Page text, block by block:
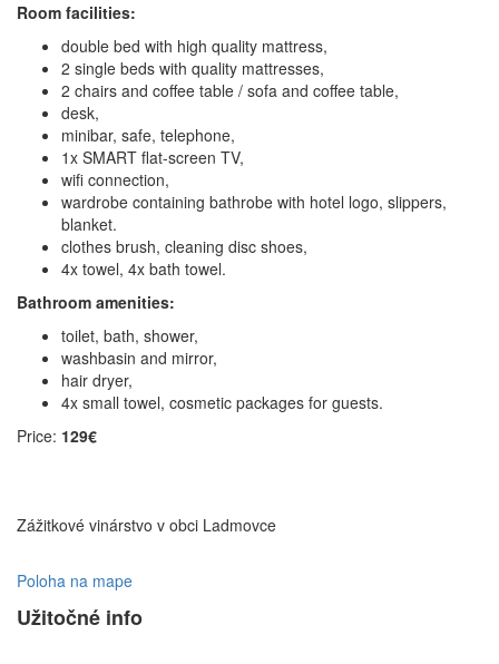
Room facilities:
double bed with high quality mattress,
2 single beds with quality mattresses,
2 chairs and coffee table / sofa and coffee table,
desk,
minibar, safe, telephone,
1x SMART flat-screen TV,
wifi connection,
wardrobe containing bathrobe with hotel logo, slippers,
blanket.
clothes brush, cleaning disc shoes,
4x towel, 4x bath towel.
Bathroom amenities:
toilet, bath, shower,
washbasin and mirror,
hair dryer,
4x small towel, cosmetic packages for guests.
Price: 129€
Zážitkové vinárstvo v obci Ladmovce
Poloha na mape
Užitočné info